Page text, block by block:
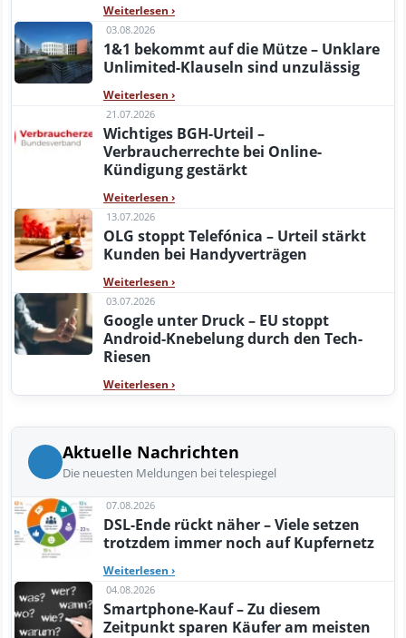
Weiterlesen ›
03.08.2026
1&1 bekommt auf die Mütze – Unklare
Unlimited-Klauseln sind unzulässig
Weiterlesen ›
21.07.2026
Wichtiges BGH-Urteil –
Verbraucherrechte bei Online-
Kündigung gestärkt
Weiterlesen ›
13.07.2026
OLG stoppt Telefónica – Urteil stärkt
Kunden bei Handyverträgen
Weiterlesen ›
03.07.2026
Google unter Druck – EU stoppt
Android-Knebelung durch den Tech-
Riesen
Weiterlesen ›
Aktuelle Nachrichten
Die neuesten Meldungen bei telespiegel
07.08.2026
DSL-Ende rückt näher – Viele setzen
trotzdem immer noch auf Kupfernetz
Weiterlesen ›
04.08.2026
Smartphone-Kauf – Zu diesem
Zeitpunkt sparen Käufer am meisten